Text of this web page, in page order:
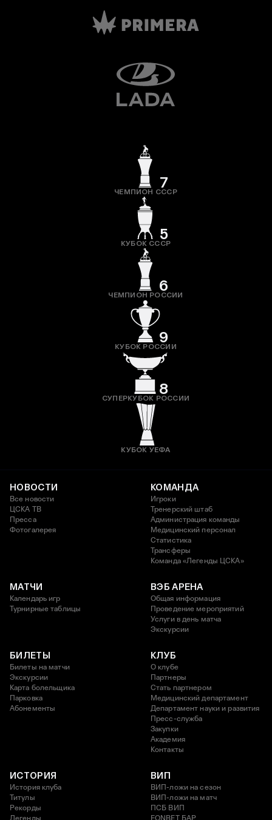
7
ЧЕМПИОН СССР
5
КУБОК СССР
6
ЧЕМПИОН РОССИИ
9
КУБОК РОССИИ
8
СУПЕРКУБОК РОССИИ
КУБОК УЕФА
НОВОСТИ
Все новости
ЦСКА ТВ
Пресса
Фотогалерея
КОМАНДА
Игроки
Тренерский штаб
Администрация команды
Медицинский персонал
Статистика
Трансферы
Команда «Легенды ЦСКА»
МАТЧИ
Календарь игр
Турнирные таблицы
ВЭБ АРЕНА
Общая информация
Проведение мероприятий
Услуги в день матча
Экскурсии
БИЛЕТЫ
Билеты на матчи
Экскурсии
Карта болельщика
Парковка
Абонементы
КЛУБ
О клубе
Партнеры
Стать партнером
Медицинский департамент
Департамент науки и развития
Пресс-служба
Закупки
Академия
Контакты
ИСТОРИЯ
История клуба
Титулы
Рекорды
Легенды
ВИП
ВИП-ложи на сезон
ВИП-ложи на матч
ПСБ ВИП
FONBET БАР